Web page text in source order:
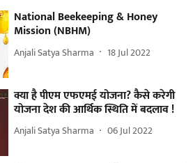
National Beekeeping & Honey
Mission (NBHM)
Anjali Satya Sharma 18 Jul 2022
क्या है पीएम एफएमई योजना? कैसे करेगी
योजना देश की आर्थिक स्थिति में बदलाव !
Anjali Satya Sharma 06 Jul 2022